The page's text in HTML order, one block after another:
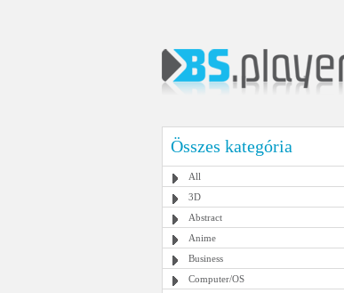
Összes kategória
All
3D
Abstract
Anime
Business
Computer/OS